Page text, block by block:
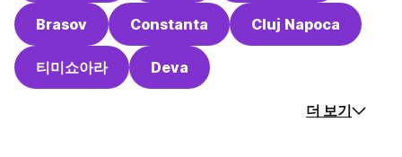
Brasov Constanta Cluj Napoca
티미쇼아라 Deva
더 보기